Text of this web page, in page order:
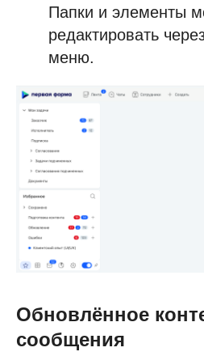
Папки и элементы
редактировать
меню.
Обновлённое
сообщения